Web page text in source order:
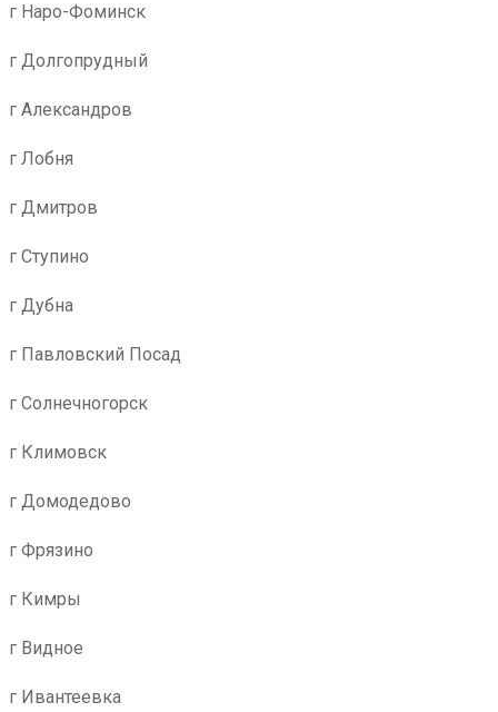
г Наро-Фоминск
г Долгопрудный
г Александров
г Лобня
г Дмитров
г Ступино
г Дубна
г Павловский Посад
г Солнечногорск
г Климовск
г Домодедово
г Фрязино
г Кимры
г Видное
г Ивантеевка